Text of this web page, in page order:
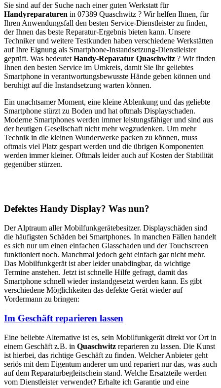
Sie sind auf der Suche nach einer guten Werkstatt für
Handyreparaturen in 07389 Quaschwitz ? Wir helfen Ihnen, für
Ihren Anwendungsfall den besten Service-Dienstleister zu finden,
der Ihnen das beste Reparatur-Ergebnis bieten kann. Unsere
Techniker und weitere Testkunden haben verschiedene Werkstätten
auf Ihre Eignung als Smartphone-Instandsetzung-Dienstleister
geprüft. Was bedeutet Handy-Reparatur Quaschwitz ? Wir finden
Ihnen den besten Service im Umkreis, damit Sie Ihr geliebtes
Smartphone in verantwortungsbewusste Hände geben können und
beruhigt auf die Instandsetzung warten können.
Ein unachtsamer Moment, eine kleine Ablenkung und das geliebte
Smartphone stürzt zu Boden und hat oftmals Displayschaden.
Moderne Smartphones werden immer leistungsfähiger und sind aus
der heutigen Gesellschaft nicht mehr wegzudenken. Um mehr
Technik in die kleinen Wunderwerke packen zu können, muss
oftmals viel Platz gespart werden und die übrigen Komponenten
werden immer kleiner. Oftmals leider auch auf Kosten der Stabilität
gegenüber stürzen.
Defektes Handy Display? Was nun?
Der Alptraum aller Mobilfunkgerätebesitzer. Displayschäden sind
die häufigsten Schäden bei Smartphones. In manchen Fällen handelt
es sich nur um einen einfachen Glasschaden und der Touchscreen
funktioniert noch. Manchmal jedoch geht einfach gar nicht mehr.
Das Mobilfunkgerät ist aber leider unabdingbar, da wichtige
Termine anstehen. Jetzt ist schnelle Hilfe gefragt, damit das
Smartphone schnell wieder instandgesetzt werden kann. Es gibt
verschiedene Möglichkeiten das defekte Gerät wieder auf
Vordermann zu bringen:
Im Geschäft reparieren lassen
Eine beliebte Alternative ist es, sein Mobilfunkgerät direkt vor Ort in
einem Geschäft z.B. in Quaschwitz reparieren zu lassen. Die Kunst
ist hierbei, das richtige Geschäft zu finden. Welcher Anbieter geht
seriös mit dem Eigentum anderer um und repariert nur das, was auch
auf dem Reparaturbegleitschein stand. Welche Ersatzteile werden
vom Dienstleister verwendet? Erhalte ich Garantie und eine